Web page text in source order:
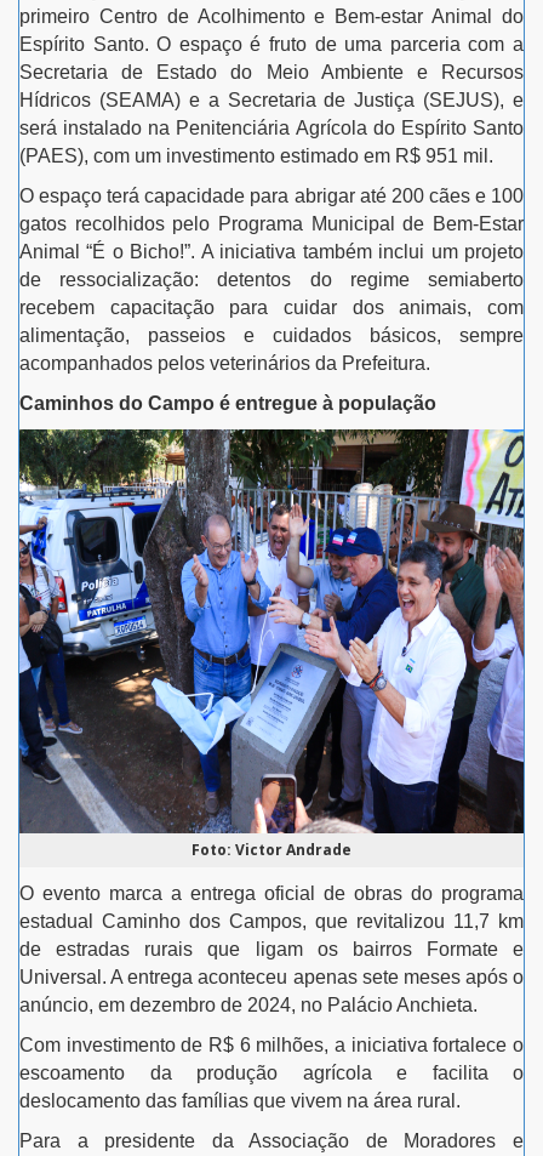
primeiro Centro de Acolhimento e Bem-estar Animal do
Espírito Santo. O espaço é fruto de uma parceria com a
Secretaria de Estado do Meio Ambiente e Recursos
Hídricos (SEAMA) e a Secretaria de Justiça (SEJUS), e
será instalado na Penitenciária Agrícola do Espírito Santo
(PAES), com um investimento estimado em R$ 951 mil.
O espaço terá capacidade para abrigar até 200 cães e 100
gatos recolhidos pelo Programa Municipal de Bem-Estar
Animal “É o Bicho!”. A iniciativa também inclui um projeto
de ressocialização: detentos do regime semiaberto
recebem capacitação para cuidar dos animais, com
alimentação, passeios e cuidados básicos, sempre
acompanhados pelos veterinários da Prefeitura.
Caminhos do Campo é entregue à população
Foto: Victor Andrade
O evento marca a entrega oficial de obras do programa
estadual Caminho dos Campos, que revitalizou 11,7 km
de estradas rurais que ligam os bairros Formate e
Universal. A entrega aconteceu apenas sete meses após o
anúncio, em dezembro de 2024, no Palácio Anchieta.
Com investimento de R$ 6 milhões, a iniciativa fortalece o
escoamento da produção agrícola e facilita o
deslocamento das famílias que vivem na área rural.
Para a presidente da Associação de Moradores e